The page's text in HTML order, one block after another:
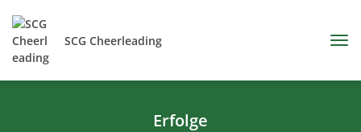
SCG Cheerleading
Erfolge